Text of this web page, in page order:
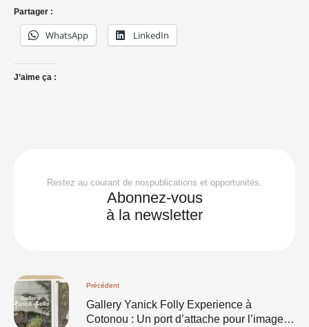
Partager :
WhatsApp LinkedIn
J’aime ça :
Restez au courant de nospublications et opportunités.
Abonnez-vous
à la newsletter
Précédent
Gallery Yanick Folly Experience à
Cotonou : Un port d’attache pour l’image